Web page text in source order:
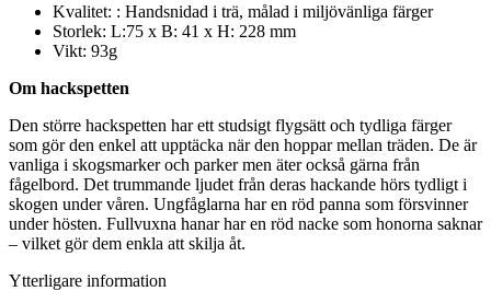
Kvalitet: : Handsnidad i trä, målad i miljövänliga färger
Storlek: L:75 x B: 41 x H: 228 mm
Vikt: 93g
Om hackspetten
Den större hackspetten har ett studsigt flygsätt och tydliga färger
som gör den enkel att upptäcka när den hoppar mellan träden. De är
vanliga i skogsmarker och parker men äter också gärna från
fågelbord. Det trummande ljudet från deras hackande hörs tydligt i
skogen under våren. Ungfåglarna har en röd panna som försvinner
under hösten. Fullvuxna hanar har en röd nacke som honorna saknar
– vilket gör dem enkla att skilja åt.
Ytterligare information